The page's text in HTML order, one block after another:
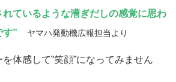
ているような漕ぎだしの感覚に思わ
す”
ヤマハ発動機広報担当より
体感して”笑顔”になってみません